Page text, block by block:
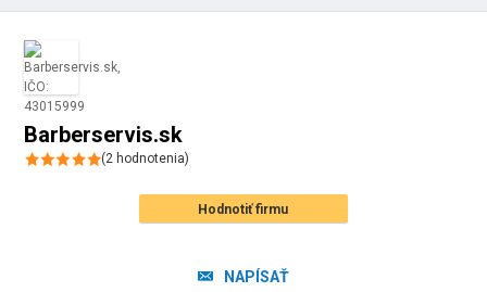
Barberservis.sk
(2 hodnotenia)
Hodnotiť firmu
NAPÍSAŤ